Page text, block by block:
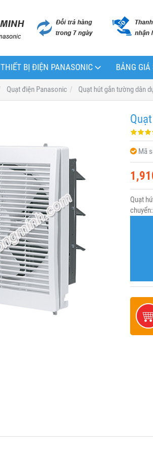
THIẾT BỊ ĐIỆN PANASONIC BẢNG
Quạt điện Panasonic Quạt hút gắn tường dân
Mã
Quạt